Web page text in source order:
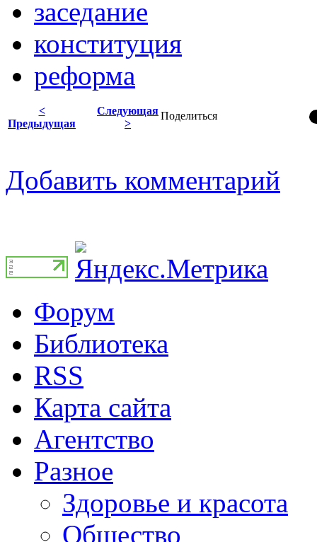
заседание
конституция
реформа
Поделиться
<
Предыдущая
Следующая
>
Добавить комментарий
Форум
Библиотека
RSS
Карта сайта
Агентство
Разное
Здоровье и красота
Общество